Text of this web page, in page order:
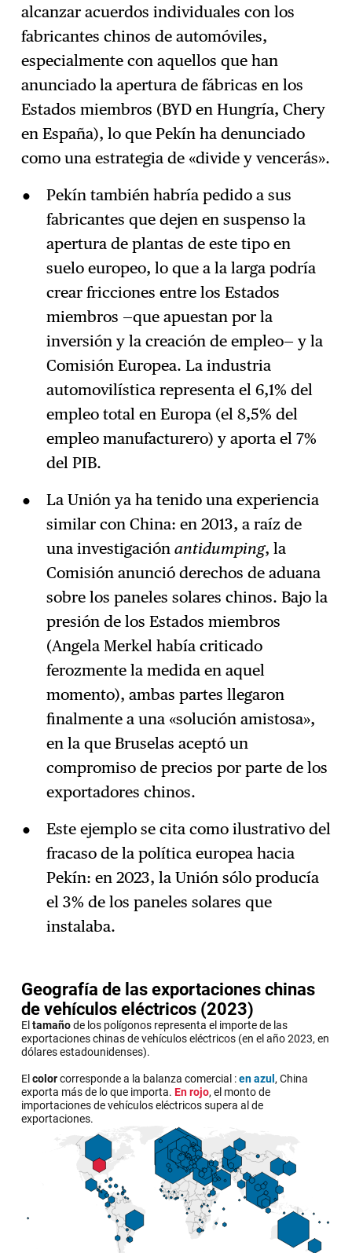
alcanzar acuerdos individuales con los
fabricantes chinos de automóviles,
especialmente con aquellos que han
anunciado la apertura de fábricas en los
Estados miembros (BYD en Hungría, Chery
en España), lo que Pekín ha denunciado
como una estrategia de «divide y vencerás».
Pekín también habría pedido a sus
fabricantes que dejen en suspenso la
apertura de plantas de este tipo en
suelo europeo, lo que a la larga podría
crear fricciones entre los Estados
miembros —que apuestan por la
inversión y la creación de empleo— y la
Comisión Europea. La industria
automovilística representa el 6,1% del
empleo total en Europa (el 8,5% del
empleo manufacturero) y aporta el 7%
del PIB.
La Unión ya ha tenido una experiencia
similar con China: en 2013, a raíz de
una investigación antidumping, la
Comisión anunció derechos de aduana
sobre los paneles solares chinos. Bajo la
presión de los Estados miembros
(Angela Merkel había criticado
ferozmente la medida en aquel
momento), ambas partes llegaron
finalmente a una «solución amistosa»,
en la que Bruselas aceptó un
compromiso de precios por parte de los
exportadores chinos.
Este ejemplo se cita como ilustrativo del
fracaso de la política europea hacia
Pekín: en 2023, la Unión sólo producía
el 3% de los paneles solares que
instalaba.